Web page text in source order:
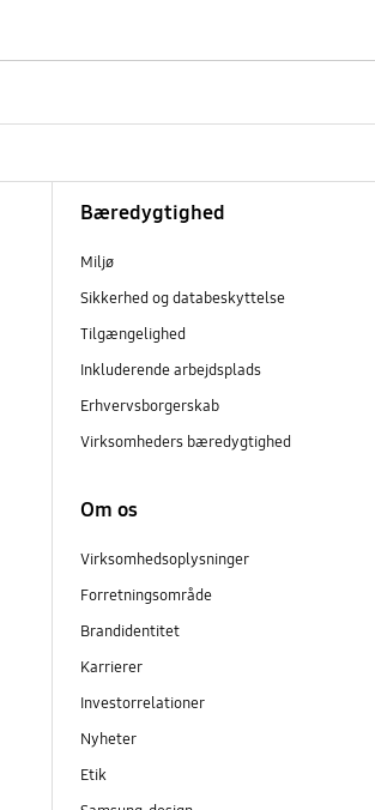
Bæredygtighed
Miljø
Sikkerhed og databeskyttelse
Tilgængelighed
Inkluderende arbejdsplads
Erhvervsborgerskab
Virksomheders bæredygtighed
Om os
Virksomhedsoplysninger
Forretningsområde
Brandidentitet
Karrierer
Investorrelationer
Nyheter
Etik